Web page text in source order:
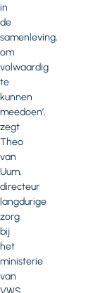
in
de
samenleving,
om
volwaardig
te
kunnen
meedoen’,
zegt
Theo
van
Uum,
directeur
langdurige
zorg
bij
het
ministerie
van